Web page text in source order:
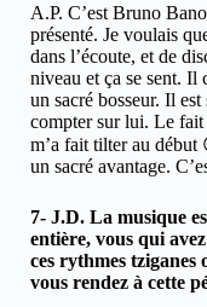
A.P. C’est Bruno
présenté. Je voulais
dans l’écoute, et de
niveau et ça se sent. Il
un sacré bosseur. Il
compter sur lui. Le fait
m’a fait tilter au début
un sacré avantage.
7- J.D. La musique
entière, vous qui
ces rythmes tziganes
vous rendez à cette